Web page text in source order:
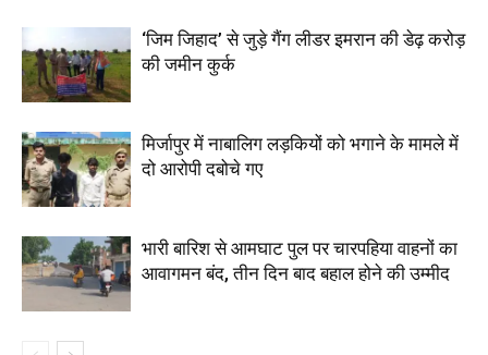
‘जिम जिहाद’ से जुड़े गैंग लीडर इमरान की डेढ़ करोड़
की जमीन कुर्क
मिर्जापुर में नाबालिग लड़कियों को भगाने के मामले में
दो आरोपी दबोचे गए
भारी बारिश से आमघाट पुल पर चारपहिया वाहनों का
आवागमन बंद, तीन दिन बाद बहाल होने की उम्मीद